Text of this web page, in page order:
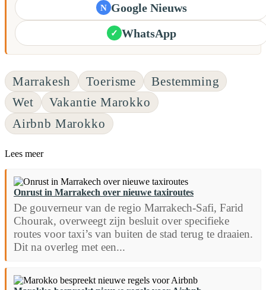
N Google Nieuws
✓ WhatsApp
Marrakesh Toerisme
Bestemming
Wet
Vakantie Marokko
Airbnb Marokko
Lees meer
Onrust in Marrakech over nieuwe taxiroutes
De gouverneur van de regio Marrakech-Safi, Farid
Chourak, overweegt zijn besluit over specifieke
routes voor taxi’s van buiten de stad terug te draaien.
Dit na overleg met een...